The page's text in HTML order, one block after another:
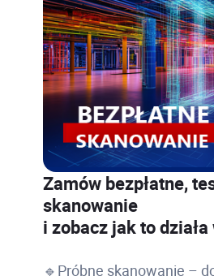
Zamów bezpłatne,
skanowanie
i zobacz jak to
🔹Próbne skanowanie –